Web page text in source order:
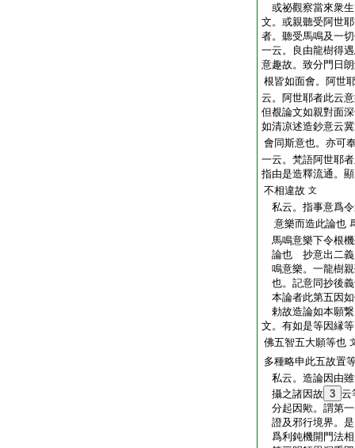
或祕觀察當來衆
文。或親聽受阿世
者。聽受馬鳴及一
一云。良由龍樹得
意趣故。致分門日
根皆如面會。阿世
云。阿世耶者此云
但覩論文如親對面
如清凉述造鈔意云
會同斯意也。亦可
一云。梵語阿世耶
指由是造釋流通。
不相違故 文
私云。指事意爲
意樂而造此論也
馬鳴意樂下令根
論也 抄意出二義
鳴意樂。一龍樹
也。記意同抄後
本論者此第五因
勅故造論如本願
文。有如是等因縁
佛五智五大願等也
多種略申此五故置
私云。造論因由
攝之諸因故 3 云
分起因歟。謂第
證及邪行境界。
爲利鈍機開門法